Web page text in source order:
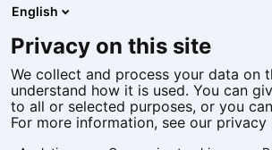
Cookies
Privacy statement
Toegankelijkheid
English
Privacy on this site
We collect and process your data on
understand how it is used. You can
to all or selected purposes, or you
For more information, see our privacy